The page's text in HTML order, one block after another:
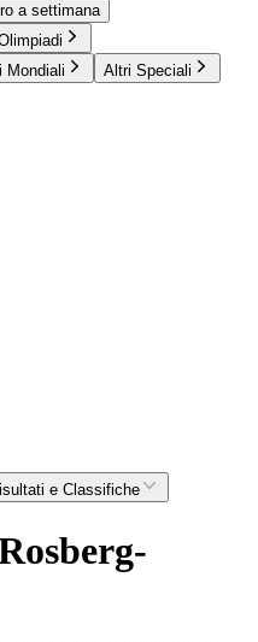
a settimana
Mondiali Altri Speciali
e Classifiche